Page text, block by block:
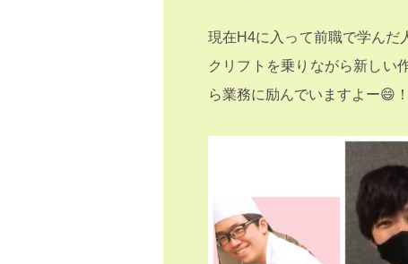
現在H4に入って前職で学ん
クリフトを乗りながら新しい
ら業務に励んでいますよー😄！